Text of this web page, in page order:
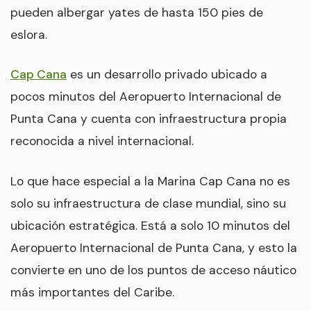
pueden albergar yates de hasta 150 pies de
eslora.
Cap Cana es un desarrollo privado ubicado a
pocos minutos del Aeropuerto Internacional de
Punta Cana y cuenta con infraestructura propia
reconocida a nivel internacional.
Lo que hace especial a la Marina Cap Cana no es
solo su infraestructura de clase mundial, sino su
ubicación estratégica. Está a solo 10 minutos del
Aeropuerto Internacional de Punta Cana, y esto la
convierte en uno de los puntos de acceso náutico
más importantes del Caribe.